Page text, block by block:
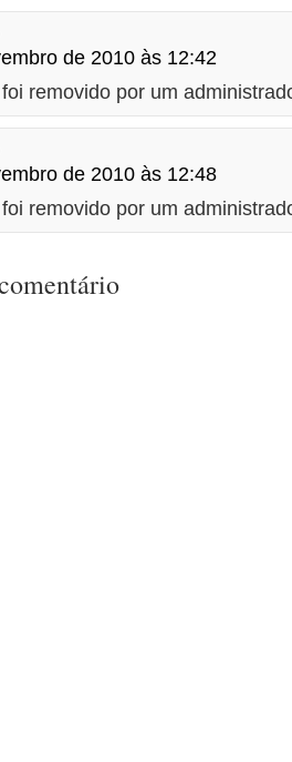
de 2010 às 12:42
removido por um
de 2010 às 12:48
removido por um